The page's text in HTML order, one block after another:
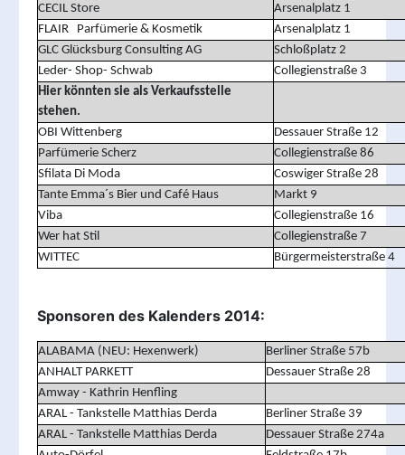
CECIL Store
Arsenalplatz 1
FLAIR Parfümerie & Kosmetik
Arsenalplatz 1
GLC Glücksburg Consulting AG
Schloßplatz 2
Leder- Shop- Schwab
Collegienstraße 3
Hier könnten sie als Verkaufsstelle
stehen.
OBI Wittenberg
Dessauer Straße 12
Parfümerie Scherz
Collegienstraße 86
Sfilata Di Moda
Coswiger Straße 28
Tante Emma´s Bier und Café Haus
Markt 9
Viba
Collegienstraße 16
Wer hat Stil
Collegienstraße 7
WITTEC
Bürgermeisterstraße 4
Sponsoren des Kalenders 2014:
ALABAMA (NEU: Hexenwerk)
Berliner Straße 57b
ANHALT PARKETT
Dessauer Straße 28
Amway - Kathrin Henfling
ARAL - Tankstelle Matthias Derda
Berliner Straße 39
ARAL - Tankstelle Matthias Derda
Dessauer Straße 274a